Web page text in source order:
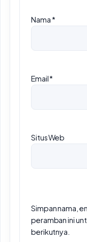
Nama*
Email*
Situs Web
Simpan nama,
peramban ini
berikutnya.